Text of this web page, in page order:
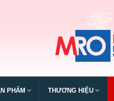
PHẨM THƯƠNG HIỆU